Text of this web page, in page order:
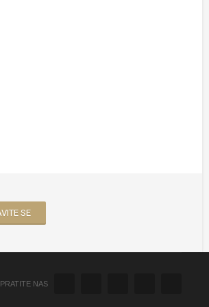
PRATITE NAS